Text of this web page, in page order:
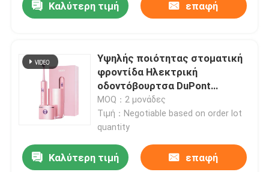
Καλύτερη τιμή επαφή
Υψηλής ποιότητας στοματική
φροντίδα Ηλεκτρική
οδοντόβουρτσα DuPont
Κεφαλές βούρτσας με 4
τρόπους καθαρισμού και
έξυπνο χρονόμετρο
MOQ：2 μονάδες
Τιμή：Negotiable based on order lot
quantity
Καλύτερη τιμή επαφή